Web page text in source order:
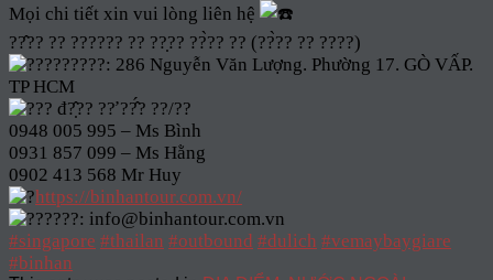
Mọi chi tiết xin vui lòng liên hệ
??̂?? ?? ?????? ?? ??̣?? ??̀?? ?? (??̀?? ?? ????)
????????: 286 Nguyễn Văn Lượng. Phường 17. GÒ VẤP.
TP HCM
?? đ?̣̂?? ??̛ ??̂́? ??/??
0948 005 995 – Ms Bình
0931 857 099 – Ms Hằng
0902 413 568 Mr Huy
https://binhantour.com.vn/
?????: info@binhantour.com.vn
#singapore #thailan #outbound #dulich #vemaybaygiare
#binhan